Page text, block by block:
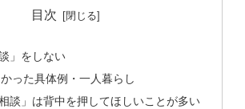
目次
」をしない
った具体例・一人暮らし
談」は背中を押してほしいことが多い